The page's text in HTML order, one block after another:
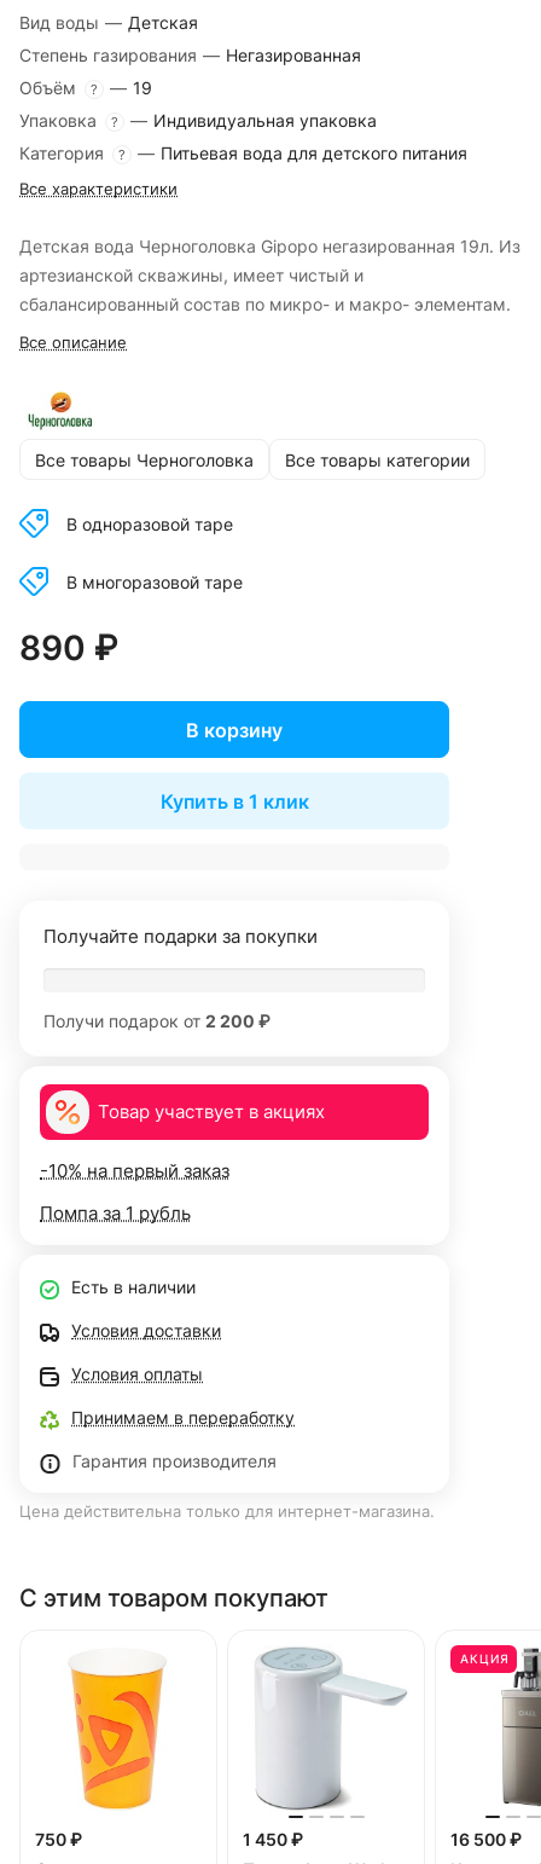
Вид воды — Детская
Степень газирования — Негазированная
Объём
? — 19
Упаковка
? — Индивидуальная упаковка
Категория
? — Питьевая вода для детского питания
Все характеристики
Детская вода Черноголовка Gipopo негазированная 19л. Из
артезианской скважины, имеет чистый и
сбалансированный состав по микро- и макро- элементам.
Все описание
Все товары Черноголовка Все товары категории
В одноразовой таре
В многоразовой таре
890 ₽
В корзину
Купить в 1 клик
Получайте подарки за покупки
Получи подарок от 2 200 ₽
Товар участвует в акциях
-10% на первый заказ
Помпа за 1 рубль
Есть в наличии
Условия доставки
Условия оплаты
Принимаем в переработку
Гарантия производителя
Цена действительна только для интернет-магазина.
С этим товаром покупают
750 ₽
1 450 ₽
АКЦИЯ
16 500 ₽